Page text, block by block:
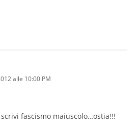
alle 10:00 PM
fascismo maiuscolo…ostia!!!